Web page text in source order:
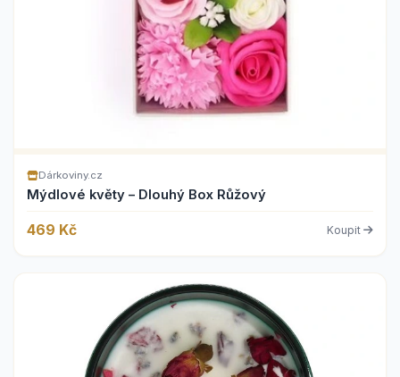
Dárkoviny.cz
Mýdlové květy – Dlouhý Box Růžový
469 Kč Koupit